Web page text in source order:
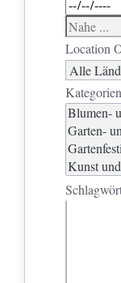
Nahe
...
Location
Land
Kategorien
Kategorien